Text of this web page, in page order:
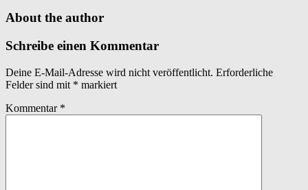
About the author
Schreibe einen Kommentar
Deine E-Mail-Adresse wird nicht veröffentlicht. Erforderliche
Felder sind mit * markiert
Kommentar *